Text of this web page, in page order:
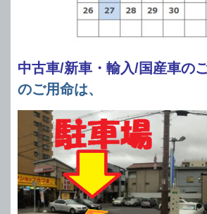
中古車/新車・輸入/国産車の
のご用命は、